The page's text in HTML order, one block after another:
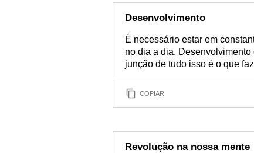
Desenvolvimento
É necessário estar em
no dia a dia.
junção de tudo isso é o que
COPIAR
Revolução na nossa mente